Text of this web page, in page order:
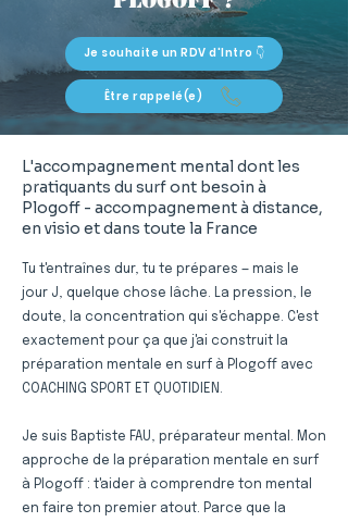
Je souhaite un RDV d'Intro 👇
Être rappelé(e)
L'accompagnement mental dont les
pratiquants du surf ont besoin à
Plogoff - accompagnement à distance,
en visio et dans toute la France
Tu t'entraînes dur, tu te prépares — mais le
jour J, quelque chose lâche. La pression, le
doute, la concentration qui s'échappe. C'est
exactement pour ça que j'ai construit la
préparation mentale en surf à Plogoff avec
COACHING SPORT ET QUOTIDIEN.
Je suis Baptiste FAU, préparateur mental. Mon
approche de la préparation mentale en surf
à Plogoff : t'aider à comprendre ton mental
en faire ton premier atout. Parce que la